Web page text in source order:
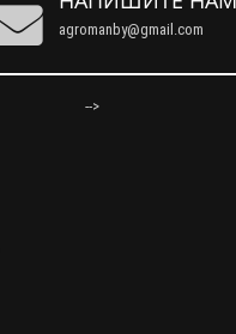
agromanby@gmail.com
-->